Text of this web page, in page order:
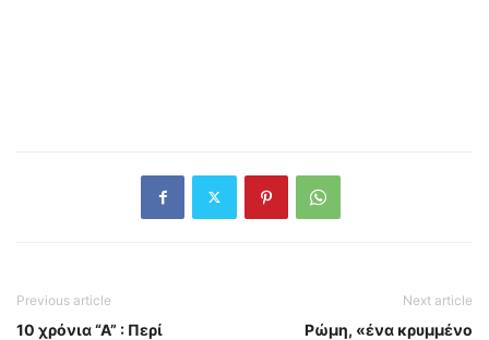
Previous article
10 χρόνια “Α” : Περί
Next article
Ρώμη, «ένα κρυμμένο